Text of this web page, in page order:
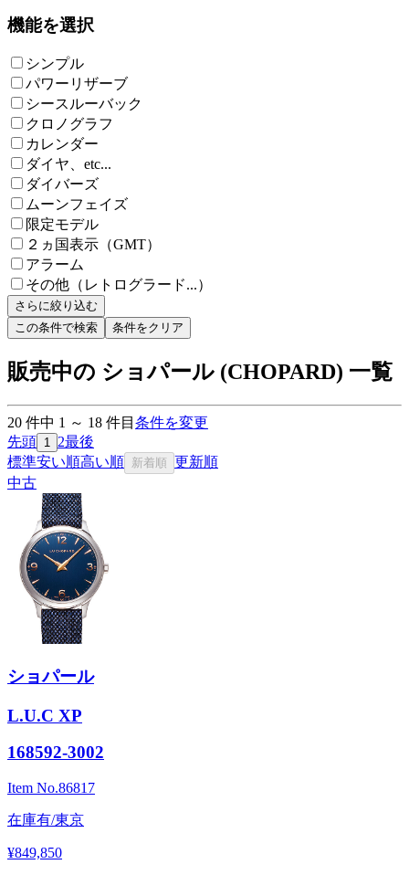
機能を選択
シンプル
パワーリザーブ
シースルーバック
クロノグラフ
カレンダー
ダイヤ、etc...
ダイバーズ
ムーンフェイズ
限定モデル
２ヵ国表示（GMT）
アラーム
その他（レトログラード...）
さらに絞り込む
この条件で検索
条件をクリア
販売中の ショパール (CHOPARD) 一覧
20 件中 1 ～ 18 件目 条件を変更
先頭 1 2最後
標準安い順高い順 新着順 更新順
中古
ショパール
L.U.C XP
168592-3002
Item No.86817
在庫有/東京
¥849,850